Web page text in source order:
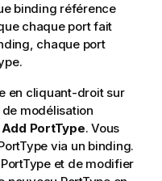
binding référence
chaque port fait
chaque port
en cliquant-droit sur
modélisation
Add PortType. Vous
via un binding.
et de modifier